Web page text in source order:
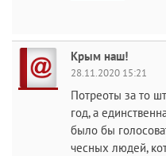
Крым наш!
28.11.2020 15:21
Потреоты за то
год, а
было бы
чесных людей,